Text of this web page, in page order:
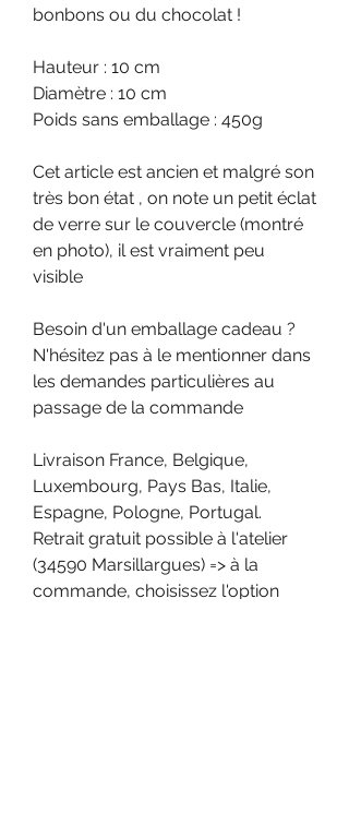
bonbons ou du chocolat !
Hauteur : 10 cm
Diamètre : 10 cm
Poids sans emballage : 450g
Cet article est ancien et malgré son
très bon état , on note un petit éclat
de verre sur le couvercle (montré
en photo), il est vraiment peu
visible
Besoin d'un emballage cadeau ?
N'hésitez pas à le mentionner dans
les demandes particulières au
passage de la commande
Livraison France, Belgique,
Luxembourg, Pays Bas, Italie,
Espagne, Pologne, Portugal.
Retrait gratuit possible à l'atelier
(34590 Marsillargues) => à la
commande, choisissez l'option